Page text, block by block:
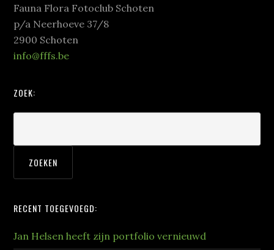
Fauna Flora Fotoclub Schoten
p/a Neerhoeve 37/8
2900 Schoten
info@fffs.be
ZOEK:
RECENT TOEGEVOEGD:
Jan Helsen heeft zijn portfolio vernieuwd